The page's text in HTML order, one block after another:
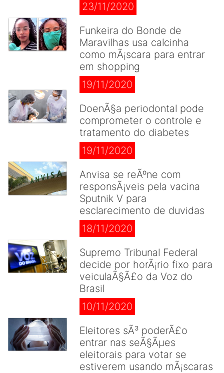
23/11/2020
Funkeira do Bonde de
Maravilhas usa calcinha
como mÃ¡scara para entrar
em shopping
19/11/2020
DoenÃ§a periodontal pode
comprometer o controle e
tratamento do diabetes
19/11/2020
Anvisa se reÃºne com
responsÃ¡veis pela vacina
Sputnik V para
esclarecimento de duvidas
18/11/2020
Supremo Tribunal Federal
decide por horÃ¡rio fixo para
veiculaÃ§Ã£o da Voz do
Brasil
10/11/2020
Eleitores sÃ³ poderÃ£o
entrar nas seÃ§Ãµes
eleitorais para votar se
estiverem usando mÃ¡scaras